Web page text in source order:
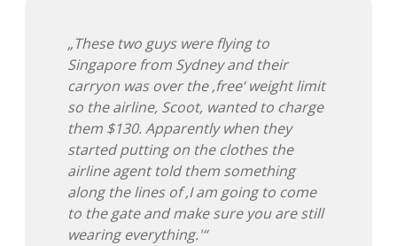
Wandnotizen
Adventskalender 2014
Adventskalender 2015
Adventskalender 2016
Adventskalender 2017
Adventskalender 2018
„These two guys were flying to
Singapore from Sydney and their
carryon was over the ‚free‘ weight limit
so the airline, Scoot, wanted to charge
them $130. Apparently when they
started putting on the clothes the
airline agent told them something
along the lines of ‚I am going to come
to the gate and make sure you are still
wearing everything.'“